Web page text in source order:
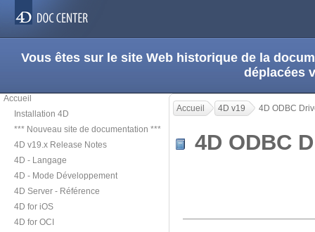
Vous êtes sur le site Web historique de la
déplacées
Accueil
Installation 4D
*** Nouveau site de documentation ***
4D v19.x Release Notes
4D - Langage
4D - Mode Développement
4D Server - Référence
4D for iOS
4D for OCI
Accueil 4D v19 4D ODBC
4D ODBC